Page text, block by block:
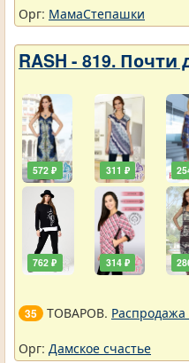
Орг: МамаСтепашки
RASH - 819. Почти
572 ₽
762 ₽
311 ₽
314 ₽
35 ТОВАРОВ. Распродажа
Орг: Дамское счастье